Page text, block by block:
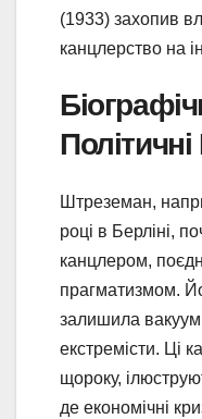
(1933) захопив
канцлерство на
Політичні
Штреземан,
році в Берліні,
канцлером,
прагматизмом.
залишила
екстремісти. Ці
щороку,
де економічні